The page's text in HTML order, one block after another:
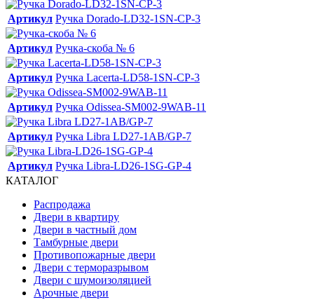
Артикул Ручка Dorado-LD32-1SN-CP-3
Артикул Ручка-скоба № 6
Артикул Ручка Lacerta-LD58-1SN-CP-3
Артикул Ручка Odissea-SM002-9WAB-11
Артикул Ручка Libra LD27-1AB/GP-7
Артикул Ручка Libra-LD26-1SG-GP-4
КАТАЛОГ
Распродажа
Двери в квартиру
Двери в частный дом
Тамбурные двери
Противопожарные двери
Двери с терморазрывом
Двери с шумоизоляцией
Арочные двери